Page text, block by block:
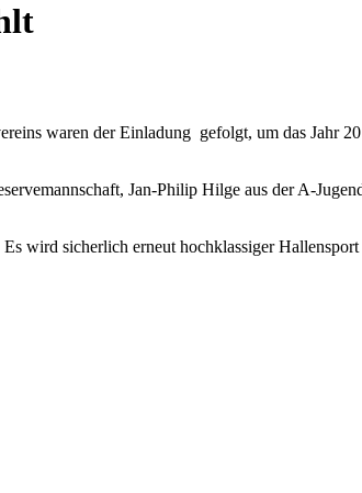
waren der Einladung gefolgt, um das Jahr
Jan-Philip Hilge aus der A-
wird sicherlich erneut hochklassiger